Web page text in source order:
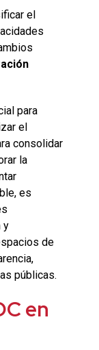
el
para
el
consolidar
la
es
y
de
públicas.
en